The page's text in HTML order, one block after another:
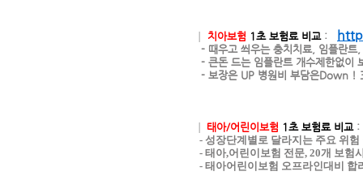
치아보험 1초 보험료 비교:
- 때우고 씌우는 충치치료, 임플란트
- 큰돈 드는 임플란트 개수제한없이
- 보장은 UP 병원비 부담은Down !
태아/어린이보험 1초 보험료 비교
- 성장단계별로 달라지는 주요 위
- 태아,어린이보험 전문, 20개 보험
- 태아어린이보험 오프라인대비